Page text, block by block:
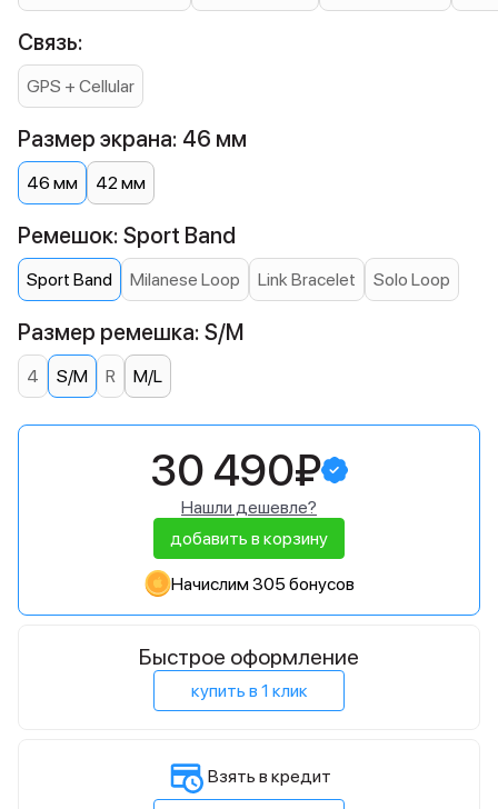
Связь:
GPS + Cellular
Размер экрана: 46 мм
46 мм 42 мм
Ремешок: Sport Band
Sport Band Milanese Loop Link Bracelet Solo Loop
Размер ремешка: S/M
4 S/M R M/L
30 490₽
Нашли дешевле?
добавить в корзину
Начислим 305 бонусов
Быстрое оформление
купить в 1 клик
Взять в кредит